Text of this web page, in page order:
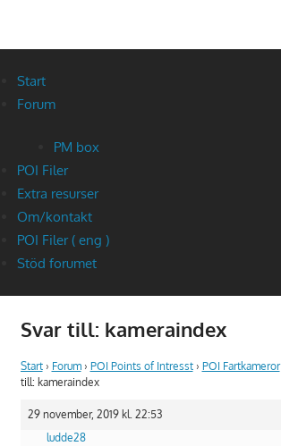
Start
Forum
PM box
POI Filer
Extra resurser
Om/kontakt
POI Filer ( eng )
Stöd forumet
Svar till: kameraindex
Start › Forum › POI Points of Intresst › POI Fartkameror
till: kameraindex
29 november, 2019 kl. 22:53
ludde28